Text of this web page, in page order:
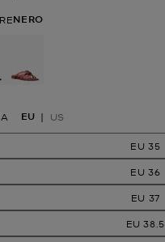
NERO
EU US
EU 35
EU 36
EU 37
EU 38.5